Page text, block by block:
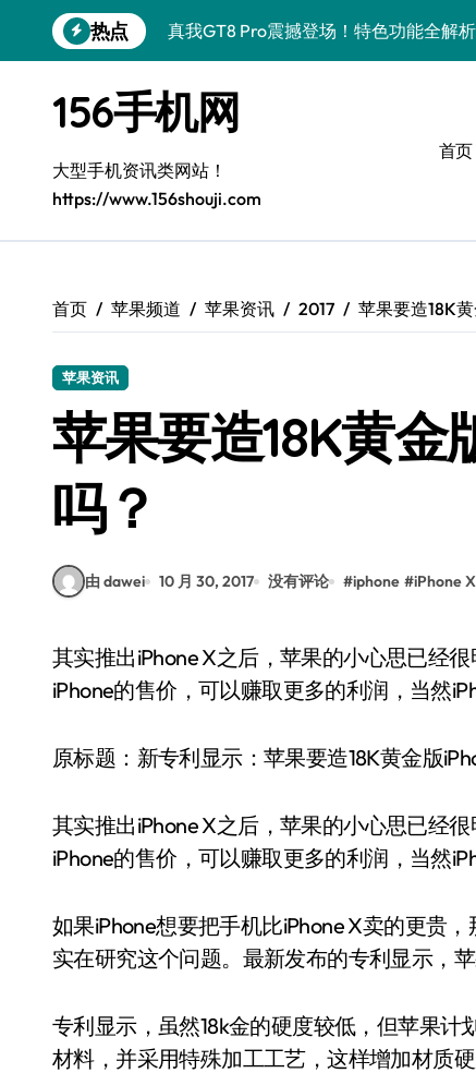
到
热点
真我GT8 Pro震撼登场！特色功能全解
vivo S50 Pro mini来袭！小屏旗舰亮点多
OPPO Find X9 Pro亮点大揭秘，导购亲
REDMI K90深度揭秘：超强配置亮点，
荣耀ROBOT PHONE来袭，智享生活，
iPhone 17e重磅来袭！性能配置大升级
荣耀Magic8 Pro Air驾到！掌中智能开
156手机网
大型手机资讯类网站！
https://www.156shouji.com
首页
首页 苹果频道 苹果资讯 2017 苹果要造18K
苹果资讯
苹果要造18K黄金
吗？
由 dawei 10 月 30, 2017 没有评论 #iphone #iPhone X
其实推出iPhone X之后，苹果的小心思已经很明确了，那就是要继续向有钱人倾斜，毕竟提高
iPhone的售价，可以赚取更多的利润，当然
原标题：新专利显示：苹果要造18K黄金版
其实推出iPhone X之后，苹果的小心思已经
iPhone的售价，可以赚取更多的利润，当然
如果iPhone想要把手机比iPhone X卖的更贵
实在研究这个问题。最新发布的专利显示，
专利显示，虽然18k金的硬度较低，但苹果
材料，并采用特殊加工工艺，这样增加材质